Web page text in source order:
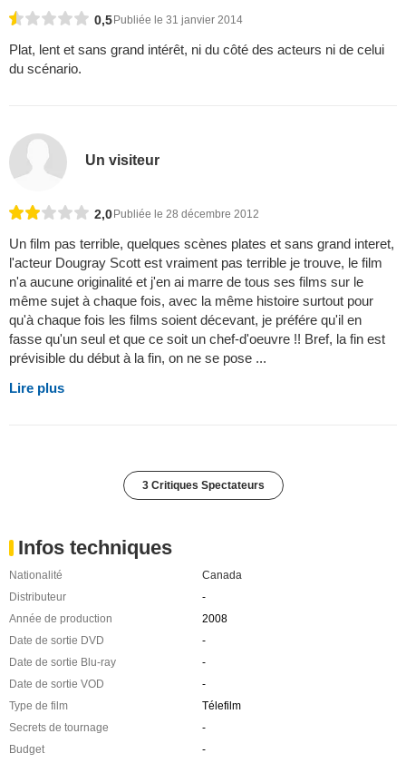
0,5Publiée le 31 janvier 2014
Plat, lent et sans grand intérêt, ni du côté des acteurs ni de celui
du scénario.
Un visiteur
2,0Publiée le 28 décembre 2012
Un film pas terrible, quelques scènes plates et sans grand interet,
l'acteur Dougray Scott est vraiment pas terrible je trouve, le film
n'a aucune originalité et j'en ai marre de tous ses films sur le
même sujet à chaque fois, avec la même histoire surtout pour
qu'à chaque fois les films soient décevant, je préfére qu'il en
fasse qu'un seul et que ce soit un chef-d'oeuvre !! Bref, la fin est
prévisible du début à la fin, on ne se pose ...
Lire plus
3 Critiques Spectateurs
Infos techniques
Nationalité
Canada
Distributeur
-
Année de production
2008
Date de sortie DVD
-
Date de sortie Blu-ray
-
Date de sortie VOD
-
Type de film
Télefilm
Secrets de tournage
-
Budget
-